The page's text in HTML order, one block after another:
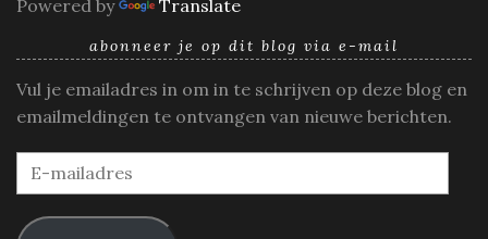
Powered by Translate
abonneer je op dit blog via e-mail
Vul je emailadres in om in te schrijven op deze blog en
emailmeldingen te ontvangen van nieuwe berichten.
E-
mailadres